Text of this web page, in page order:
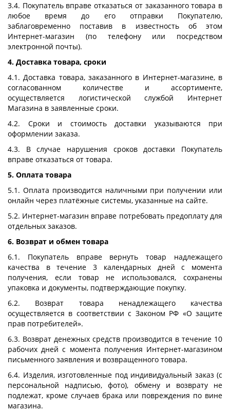
3.4. Покупатель вправе отказаться от заказанного товара в
любое время до его отправки Покупателю,
заблаговременно поставив в известность об этом
Интернет-магазин (по телефону или посредством
электронной почты).
4. Доставка товара, сроки
4.1. Доставка товара, заказанного в Интернет-магазине, в
согласованном количестве и ассортименте,
осуществляется логистической службой Интернет
Магазина в заявленные сроки.
4.2. Сроки и стоимость доставки указываются при
оформлении заказа.
4.3. В случае нарушения сроков доставки Покупатель
вправе отказаться от товара.
5. Оплата товара
5.1. Оплата производится наличными при получении или
онлайн через платёжные системы, указанные на сайте.
5.2. Интернет-магазин вправе потребовать предоплату для
отдельных заказов.
6. Возврат и обмен товара
6.1. Покупатель вправе вернуть товар надлежащего
качества в течение 3 календарных дней с момента
получения, если товар не использовался, сохранены
упаковка и документы, подтверждающие покупку.
6.2. Возврат товара ненадлежащего качества
осуществляется в соответствии с Законом РФ «О защите
прав потребителей».
6.3. Возврат денежных средств производится в течение 10
рабочих дней с момента получения Интернет-магазином
письменного заявления и возвращенного товара.
6.4. Изделия, изготовленные под индивидуальный заказ (с
персональной надписью, фото), обмену и возврату не
подлежат, кроме случаев брака или повреждения по вине
магазина.